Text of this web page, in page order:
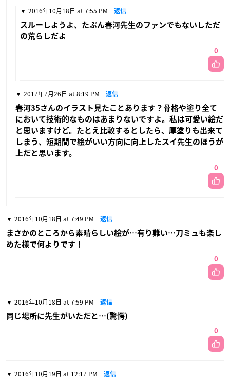
2016年10月18日 at 7:55 PM 返信
スルーしようよ、たぶん春河先生のファンでもないしただ
の荒らしだよ
0
2017年7月26日 at 8:19 PM 返信
春河35さんのイラスト見たことあります？骨格や塗り全て
において技術的なものはあまりないですよ。私は可愛い絵だ
と思いますけど。たとえ比較するとしたら、厚塗りも出来て
しまう、短期間で絵がいい方向に向上したスイ先生のほうが
上だと思います。
0
2016年10月18日 at 7:49 PM 返信
まさかのところから素晴らしい絵が…有り難い…刀ミュも楽し
めた様で何よりです！
0
2016年10月18日 at 7:59 PM 返信
同じ場所に先生がいただと…(驚愕)
0
2016年10月19日 at 12:17 PM 返信